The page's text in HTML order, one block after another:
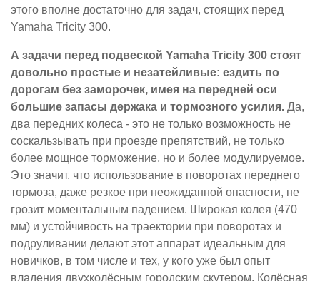
этого вполне достаточно для задач, стоящих перед
Yamaha Tricity 300.
А задачи перед подвеской Yamaha Tricity 300 стоят
довольно простые и незатейливые: ездить по
дорогам без заморочек, имея на передней оси
большие запасы держака и тормозного усилия. Да,
два передних колеса - это не только возможность не
соскальзывать при проезде препятствий, не только
более мощное торможение, но и более модулируемое.
Это значит, что использование в поворотах переднего
тормоза, даже резкое при неожиданной опасности, не
грозит моментальным падением. Широкая колея (470
мм) и устойчивость на траектории при поворотах и
подруливании делают этот аппарат идеальным для
новичков, в том числе и тех, у кого уже был опыт
владения двухколёсным городским скутером. Колёсная